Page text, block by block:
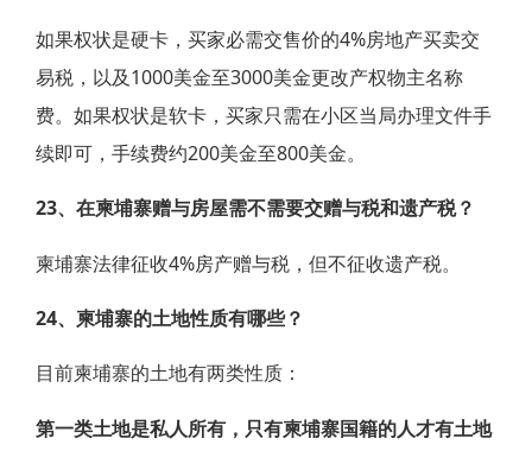
如果权状是硬卡，买家必需交售价的4%房地产买卖交
易税，以及1000美金至3000美金更改产权物主名称
费。如果权状是软卡，买家只需在小区当局办理文件手
续即可，手续费约200美金至800美金。
23、在柬埔寨赠与房屋需不需要交赠与税和遗产税？
柬埔寨法律征收4%房产赠与税，但不征收遗产税。
24、柬埔寨的土地性质有哪些？
目前柬埔寨的土地有两类性质：
第一类土地是私人所有，只有柬埔寨国籍的人才有土地